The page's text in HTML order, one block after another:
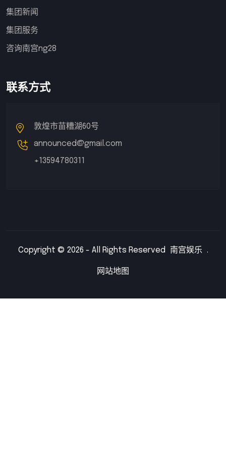
集团新闻
集团服务
咨询南宫ng28
联系方式
敦煌市苗糟湖60号
announced@gmail.com
+13594780311
Copyright © 2026 - All Rights Reserved 南宫娱乐 .
网站地图